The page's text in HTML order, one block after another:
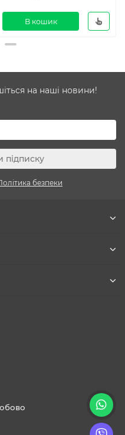
В кошик
на наші новини!
безпеки